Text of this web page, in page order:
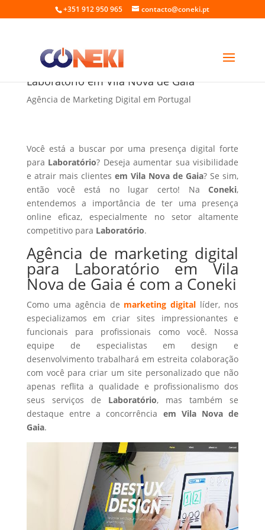
+351 912 950 965 contacto@coneki.pt
Agência de marketing digital para
Laboratório em Vila Nova de Gaia
Agência de Marketing Digital em Portugal
Você está a buscar por uma presença digital forte
para Laboratório? Deseja aumentar sua visibilidade
e atrair mais clientes em Vila Nova de Gaia? Se sim,
então você está no lugar certo! NaConeki,
entendemos a importância de ter uma presença
online eficaz, especialmente no setor altamente
competitivo para Laboratório.
Agência de marketing digital
para Laboratório em Vila
Nova de Gaia é com a Coneki
Como uma agência de marketing digital líder, nos
especializamos em criar sites impressionantes e
funcionais para profissionais como você. Nossa
equipe de especialistas em design e
desenvolvimento trabalhará em estreita colaboração
com você para criar um site personalizado que não
apenas reflita a qualidade e profissionalismo dos
seus serviços de Laboratório, mas também se
destaque entre a concorrência em Vila Nova de
Gaia.